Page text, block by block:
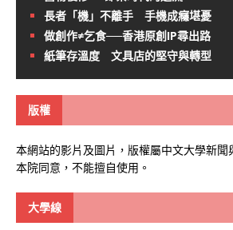
長者「機」不離手 手機成癮堪憂
做創作≠乞食──香港原創IP尋出路
紙筆存溫度 文具店的堅守與轉型
版權
本網站的影片及圖片，版權屬中文大學新
本院同意，不能擅自使用。
大學線